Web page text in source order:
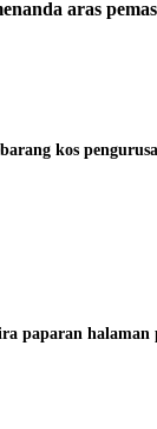
aras
kos
paparan halaman